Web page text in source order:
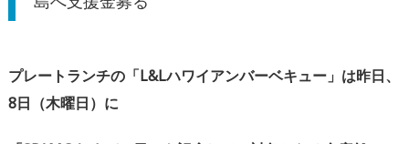
プレートランチの「L&Lハワイアンバーベキュー」は昨日、
8日（木曜日）に